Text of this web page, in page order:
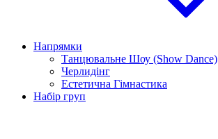
Напрямки
Танцювальне Шоу (Show Dance)
Черлидінг
Естетична Гімнастика
Набір груп